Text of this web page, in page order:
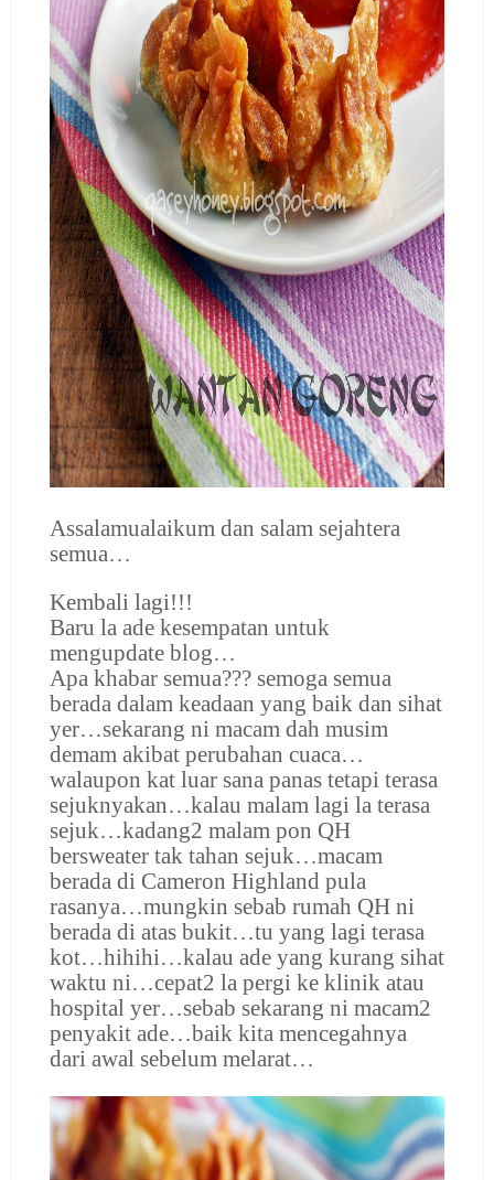
Assalamualaikum dan salam sejahtera
semua…
Kembali lagi!!!
Baru la ade kesempatan untuk
mengupdate blog…
Apa khabar semua??? semoga semua
berada dalam keadaan yang baik dan sihat
yer…sekarang ni macam dah musim
demam akibat perubahan cuaca…
walaupon kat luar sana panas tetapi terasa
sejuknyakan…kalau malam lagi la terasa
sejuk…kadang2 malam pon QH
bersweater tak tahan sejuk…macam
berada di Cameron Highland pula
rasanya…mungkin sebab rumah QH ni
berada di atas bukit…tu yang lagi terasa
kot…hihihi…kalau ade yang kurang sihat
waktu ni…cepat2 la pergi ke klinik atau
hospital yer…sebab sekarang ni macam2
penyakit ade…baik kita mencegahnya
dari awal sebelum melarat…